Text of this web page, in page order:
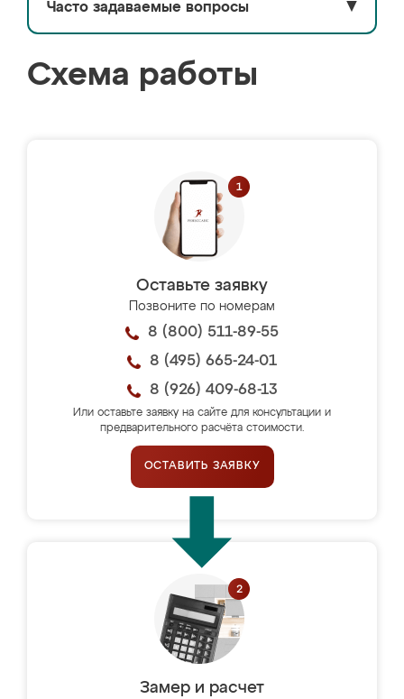
Часто задаваемые вопросы ▼
Схема работы
Оставьте заявку
Позвоните по номерам
8 (800) 511-89-55
8 (495) 665-24-01
8 (926) 409-68-13
Или оставьте заявку на сайте для консультации и
предварительного расчёта стоимости.
ОСТАВИТЬ ЗАЯВКУ
Замер и расчет